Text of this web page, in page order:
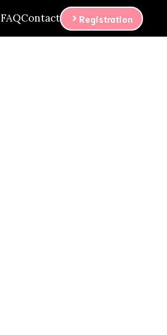
FAQContact Registration